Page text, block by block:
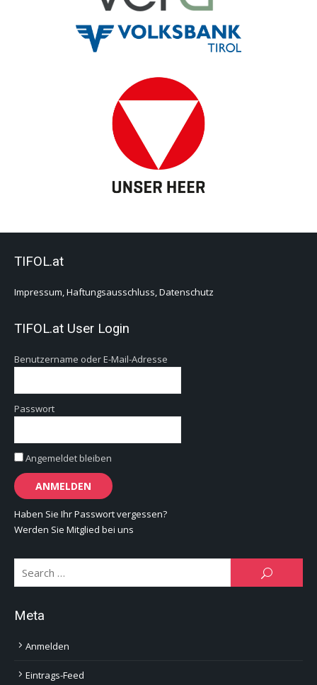
TIFOL.at
Impressum, Haftungsausschluss, Datenschutz
TIFOL.at User Login
Benutzername oder E-Mail-Adresse
Passwort
Angemeldet bleiben
Haben Sie Ihr Passwort vergessen?
Werden Sie Mitglied bei uns
SEARCH
Meta
Anmelden
Eintrags-Feed